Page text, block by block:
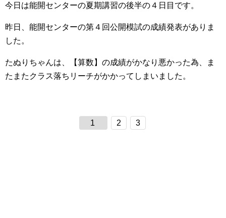
今日は能開センターの夏期講習の後半の４日目です。
昨日、能開センターの第４回公開模試の成績発表がありま
した。
たぬりちゃんは、【算数】の成績がかなり悪かった為、ま
たまたクラス落ちリーチがかかってしまいました。
1 2 3